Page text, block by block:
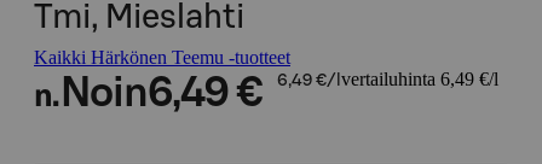
Tmi, Mieslahti
Kaikki Härkönen Teemu -tuotteet
n. Noin6,49 € 6,49 €/l vertailuhinta 6,49 €/l